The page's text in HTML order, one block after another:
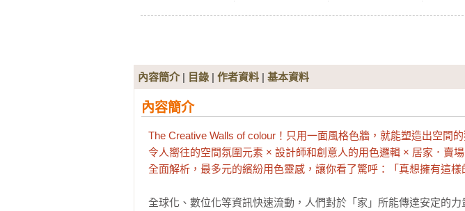
內容簡介| 目錄 | 作者資料 | 基本資料
內容簡介
The Creative Walls of colour！只用一面風格色牆，就能塑造出空間的
令人嚮往的空間氛圍元素 × 設計師和創意人的用色邏輯 × 居家．賣
全面解析，最多元的繽紛用色靈感，讓你看了驚呼：「真想擁有這樣
全球化、數位化等資訊快速流動，人們對於「家」所能傳達安定的力